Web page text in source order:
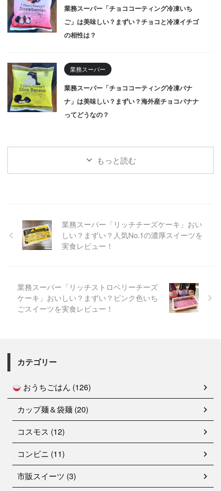
業務スーパー「チョココーティング冷凍いち
ご」は美味しい？まずい？チョコと冷凍イチゴ
の相性は？
業務スーパー
業務スーパー「チョココーティング冷凍バナ
ナ」は美味しい？まずい？海外産チョコバナナ
ってどうなの？
もっと読む
業務スーパー「リッチチーズケーキ」おい
しい？まずい？人気No.1の濃厚スイーツを
実食レビュー！
業務スーパー「リッチストロベリーチーズ
ケーキ」おいしい？まずい？ピンク色いち
ごスイーツを実食レビュー！
カテゴリー
おうちごはん (126)
カップ麺＆袋麺 (20)
コスモス (12)
コンビニ (11)
市販スイーツ (3)